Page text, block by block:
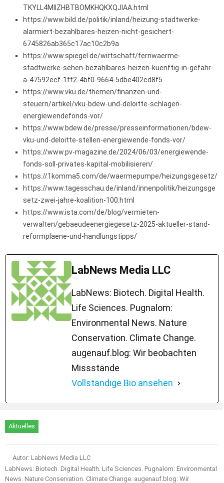
TKYLL4MIIZHBTBOMKHQKXQJIAA.html
https://www.bild.de/politik/inland/heizung-stadtwerke-
alarmiert-bezahlbares-heizen-nicht-gesichert-
6745826ab365c17ac10c2b9a
https://www.spiegel.de/wirtschaft/fernwaerme-
stadtwerke-sehen-bezahlbares-heizen-kuenftig-in-gefahr-
a-47592ecf-1ff2-4bf0-9664-5dbe402cd8f5
https://www.vku.de/themen/finanzen-und-
steuern/artikel/vku-bdew-und-deloitte-schlagen-
energiewendefonds-vor/
https://www.bdew.de/presse/presseinformationen/bdew-
vku-und-deloitte-stellen-energiewende-fonds-vor/
https://www.pv-magazine.de/2024/06/03/energiewende-
fonds-soll-privates-kapital-mobilisieren/
https://1komma5.com/de/waermepumpe/heizungsgesetz/
https://www.tagesschau.de/inland/innenpolitik/heizungsge
setz-zwei-jahre-koalition-100.html
https://www.ista.com/de/blog/vermieten-
verwalten/gebaeudeenergiegesetz-2025-aktueller-stand-
reformplaene-und-handlungstipps/
LabNews Media LLC
LabNews: Biotech. Digital Health.
Life Sciences. Pugnalom:
Environmental News. Nature
Conservation. Climate Change.
augenauf.blog: Wir beobachten
Missstände
Vollständige Bio ansehen
Aktuelles
Autor: LabNews Media LLC
LabNews: Biotech. Digital Health. Life Sciences. Pugnalom: Environmental
News. Nature Conservation. Climate Change. augenauf.blog: Wir